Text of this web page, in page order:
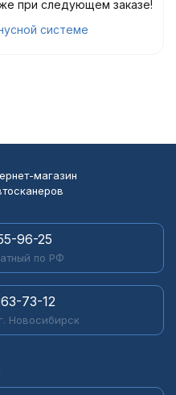
при следующем заказе!
системе
магазин
96-25
по РФ
73-12
Новосибирск